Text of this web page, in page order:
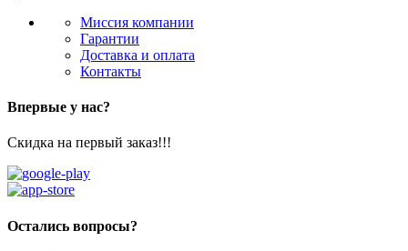
Миссия компании
Гарантии
Доставка и оплата
Контакты
Впервые у нас?
Скидка на первый заказ!!!
Остались вопросы?